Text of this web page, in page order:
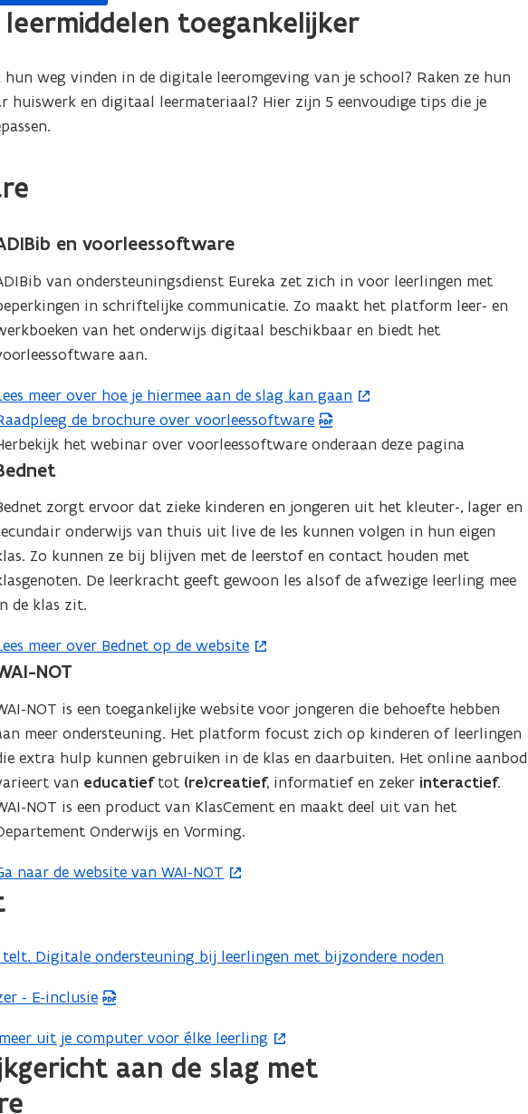
a
d
o
v
e
n
e
r
)
toegankelijker
weg vinden in de digitale leeromgeving van je school? Raken ze hun
huiswerk en digitaal leermateriaal? Hier zijn 5 eenvoudige tips die je
en voorleessoftware
van ondersteuningsdienst Eureka zet zich in voor leerlingen met
in schriftelijke communicatie. Zo maakt het platform leer- en
van het onderwijs digitaal beschikbaar en biedt het
aan.
meer over hoe je hiermee aan de slag kan gaan
de brochure over voorleessoftware
n
het webinar over voorleessoftware onderaan deze pagina
zorgt ervoor dat zieke kinderen en jongeren uit het kleuter-, lager en
onderwijs van thuis uit live de les kunnen volgen in hun eigen
Zo kunnen ze bij blijven met de leerstof en contact houden met
De leerkracht geeft gewoon les alsof de afwezige leerling mee
de klas zit.
meer over Bednet op de website
s
NOT
NOT is een toegankelijke website voor jongeren die behoefte hebben
meer ondersteuning. Het platform focust zich op kinderen of leerlingen
extra hulp kunnen gebruiken in de klas en daarbuiten. Het online aanbod
van educatieftot (re)creatief, informatief en zeker interactief.
NOT is een product van KlasCement en maakt deel uit van het
Onderwijs en Vorming.
naar de website van WAI-NOT
Digitale ondersteuning bij leerlingen met bijzondere noden
- E-inclusie
uit je computer voor élke leerling
aan de slag met